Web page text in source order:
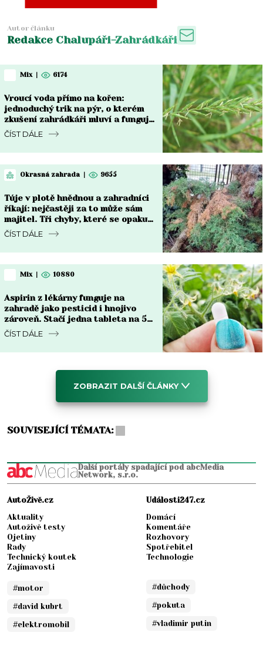
Autor článku
Redakce Chalupáři-Zahrádkáři
Mix 6174
Vroucí voda přímo na kořen:
jednoduchý trik na pýr, o kterém
zkušení zahrádkáři mluví a funguje
do týdne
ČÍST DÁLE
Okrasná zahrada 9655
Túje v plotě hnědnou a zahradníci
říkají: nejčastěji za to může sám
majitel. Tři chyby, které se opakují
každý rok
ČÍST DÁLE
Mix 10880
Aspirin z lékárny funguje na
zahradě jako pesticid i hnojivo
zároveň. Stačí jedna tableta na 5
litrů vody každé dva týdny
ČÍST DÁLE
ZOBRAZIT DALŠÍ ČLÁNKY
SOUVISEJÍCÍ TÉMATA:
Další portály spadající pod abcMedia
Network, s.r.o.
AutoŽivě.cz
Aktuality
Autoživě testy
Ojetiny
Rady
Technický koutek
Zajímavosti
#motor
#david kubrt
#elektromobil
Události247.cz
Domácí
Komentáře
Rozhovory
Spotřebitel
Technologie
#důchody
#pokuta
#vladimir putin